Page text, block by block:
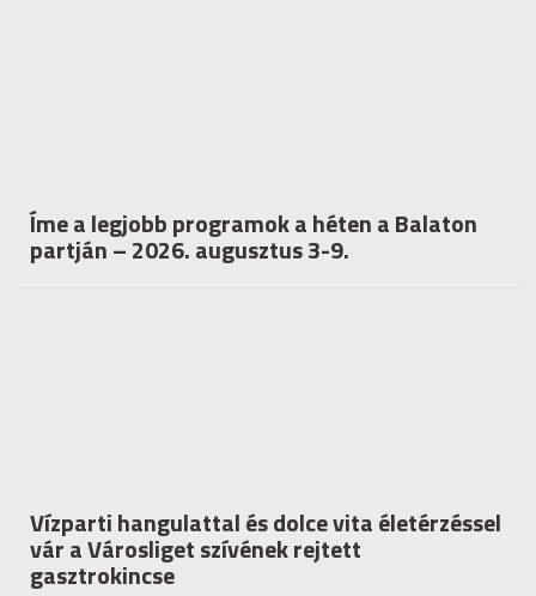
Íme a legjobb programok a héten a Balaton
partján – 2026. augusztus 3-9.
Vízparti hangulattal és dolce vita életérzéssel
vár a Városliget szívének rejtett
gasztrokincse